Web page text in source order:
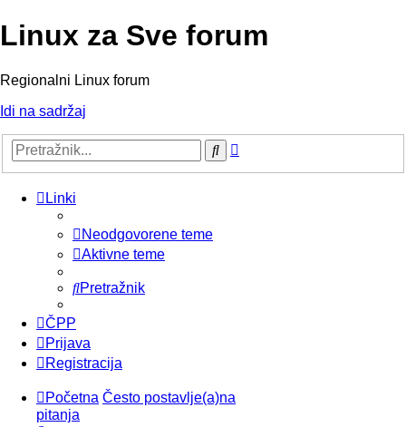
Linux za Sve forum
Regionalni Linux forum
Idi na sadržaj
Pretražnik
Linki
Neodgovorene teme
Aktivne teme
Pretražnik
ČPP
Prijava
Registracija
Početna Često postavlje(a)na
pitanja